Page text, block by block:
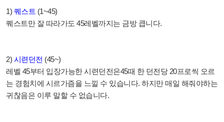
1) 퀘스트 (1~45)
퀘스트만 잘 따라가도 45레벨까지는 금방 큽니다.
2) 시련던전 (45~)
레벨 45부터 입장가능한 시련던전은45때 한 던전당20프로씩 오르
는 경험치에 시르가즘을 느낄 수 있습니다. 하지만 매일 해줘야하는
귀찮음은 이루 말할 수 없습니다.